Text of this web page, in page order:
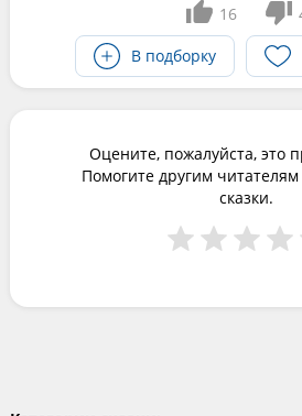
16
В подборку
Оцените, пожалуйста, это
Помогите другим
сказки.